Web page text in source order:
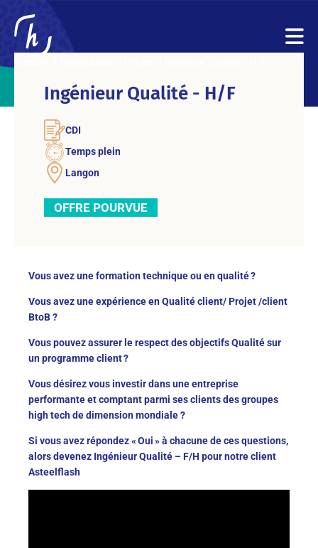
Ingénieur Qualité - H/F
CDI
Temps plein
Langon
OFFRE POURVUE
Vous avez une formation technique ou en qualité ?
Vous avez une expérience en Qualité client/ Projet /client
BtoB ?
Vous pouvez assurer le respect des objectifs Qualité sur
un programme client ?
Vous désirez vous investir dans une entreprise
performante et comptant parmi ses clients des groupes
high tech de dimension mondiale ?
Si vous avez répondez « Oui » à chacune de ces questions,
alors devenez Ingénieur Qualité – F/H pour notre client
Asteelflash